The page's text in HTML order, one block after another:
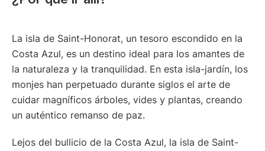
La isla de Saint-Honorat, un tesoro escondido en la
Costa Azul, es un destino ideal para los amantes de
la naturaleza y la tranquilidad. En esta isla-jardín, los
monjes han perpetuado durante siglos el arte de
cuidar magníficos árboles, vides y plantas, creando
un auténtico remanso de paz.
Lejos del bullicio de la Costa Azul, la isla de Saint-